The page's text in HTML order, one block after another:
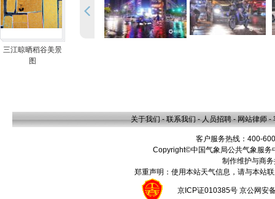
三江晾晒稻谷美景
图
关于我们 - 联系我们 - 人员招聘 - 网站律师 -
客户服务热线：400-
Copyright©中国气象局公共气象服
制作维护与商
郑重声明：使用本站天气信息，请与本站
京ICP证010385号 京公网安